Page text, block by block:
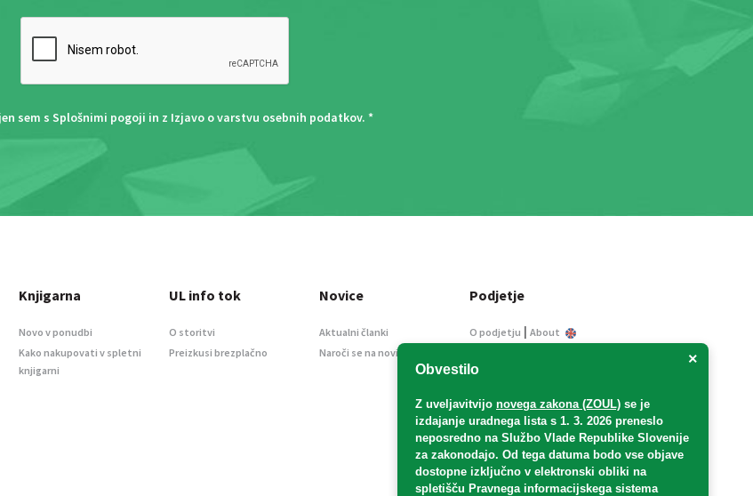
sem s Splošnimi pogoji in z Izjavo o varstvu osebnih podatkov. *
×
Obvestilo
Z uveljavitvijo novega zakona (ZOUL) se je
izdajanje uradnega lista s 1. 3. 2026 preneslo
neposredno na Službo Vlade Republike Slovenije
za zakonodajo. Od tega datuma bodo vse objave
dostopne izključno v elektronski obliki na
spletišču Pravnega informacijskega sistema
Knjigarna
Novo v ponudbi
Kako nakupovati v spletni
knjigarni
UL info tok
O storitvi
Preizkusi brezplačno
Novice
Aktualni članki
Naroči se na novice
Podjetje
O podjetju | About
Informacije javnega
Oglaševanje
Splošni pogoji
Izjava o varstvu osebnih
podatkov
E-dražbe